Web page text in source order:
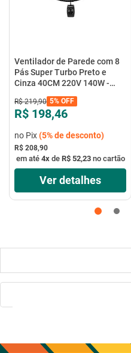
Ventilador de Parede com 8
Pás Super Turbo Preto e
Cinza 40CM 220V 140W -
R$ 219,90 5% OFF
R$ 198,46
no Pix(5%de desconto)
R$ 208,90
em até 4xde R$ 52,23no cartão
Ver detalhes